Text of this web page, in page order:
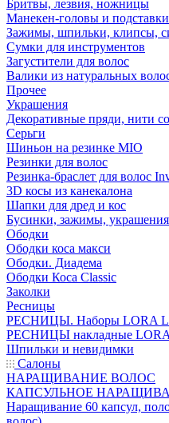
Бритвы, лезвия, ножницы
Манекен-головы и
Зажимы, шпильки, клипсы,
Сумки для инструментов
Загустители для волос
Валики из натуральных
Прочее
Украшения
Декоративные пряди, нити
Серьги
Шиньон на резинке MIO
Резинки для волос
Резинка-браслет для волос
3D косы из канекалона
Шапки для дред и кос
Бусинки, зажимы, украшения
Ободки
Ободки коса макси
Ободки. Диадема
Ободки Коса Classic
Заколки
Ресницы
РЕСНИЦЫ. Наборы LORA
РЕСНИЦЫ накладные
Шпильки и невидимки
Салоны
НАРАЩИВАНИЕ ВОЛОС
КАПСУЛЬНОЕ
Наращивание 60 капсул,